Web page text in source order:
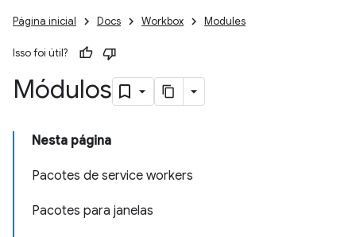
Página inicial Docs Workbox Modules
Isso foi útil?
Módulos
Nesta página
Pacotes de service workers
Pacotes para janelas